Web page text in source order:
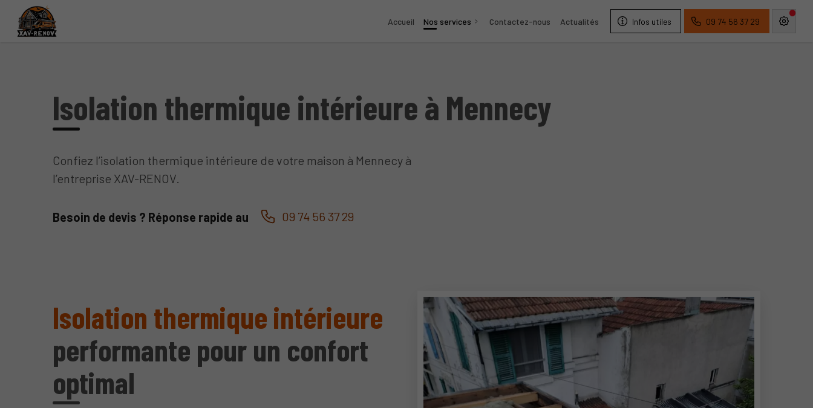
Accueil Nos services Contactez-nous Actualités Infos utiles 09 74 56 37 29
Isolation thermique intérieure à Mennecy
Confiez l’isolation thermique intérieure de votre maison à Mennecy à
l’entreprise XAV-RENOV.
Besoin de devis ? Réponse rapide au 09 74 56 37 29
Isolation thermique intérieure
performante pour un confort
optimal